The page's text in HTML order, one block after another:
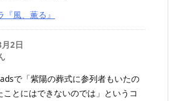
『風、薫る』
2日
で「紫陽の葬式に参列者もいたの
ことにはできないのでは」というコ